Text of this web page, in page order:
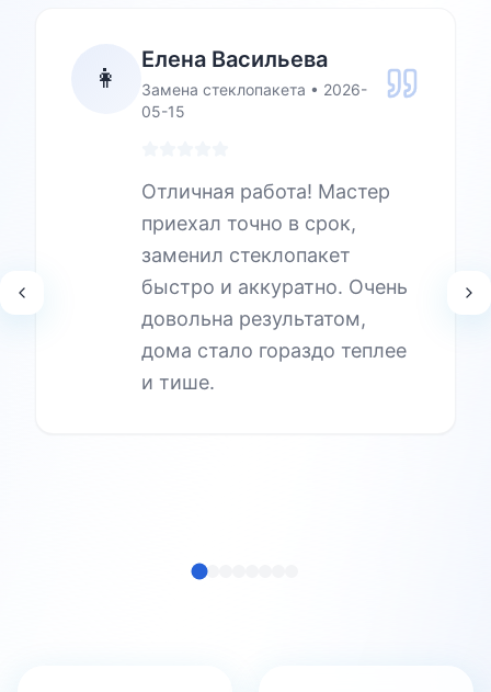
👩
Елена Васильева
Замена стеклопакета • 2026-
05-15
Отличная работа! Мастер
приехал точно в срок,
заменил стеклопакет
быстро и аккуратно. Очень
довольна результатом,
дома стало гораздо теплее
и тише.